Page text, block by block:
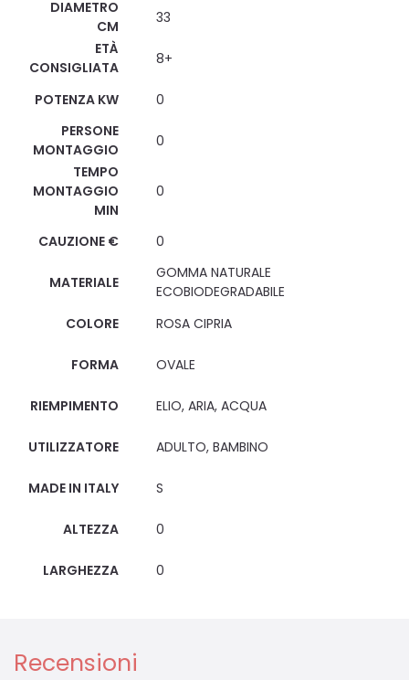
DIAMETRO
CM
33
ETÀ
CONSIGLIATA
8+
POTENZA KW
0
PERSONE
MONTAGGIO
0
TEMPO
MONTAGGIO
MIN
0
CAUZIONE € 0
MATERIALE
GOMMA NATURALE
ECOBIODEGRADABILE
COLORE
ROSA CIPRIA
FORMA OVALE
RIEMPIMENTO ELIO, ARIA, ACQUA
UTILIZZATORE ADULTO, BAMBINO
MADE IN ITALY S
ALTEZZA 0
LARGHEZZA 0
Recensioni